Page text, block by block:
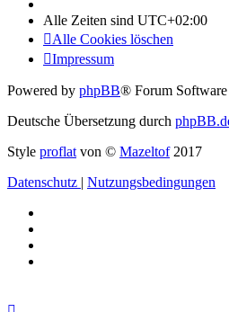
Alle Zeiten sind UTC+02:00
Alle Cookies löschen
Impressum
Powered by phpBB® Forum
Deutsche Übersetzung durch
Style proflat von © Mazeltof2017
Datenschutz | Nutzungsbedingungen